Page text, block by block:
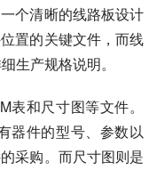
个清晰的线路板设计
置的关键文件，而线
生产规格说明。
和尺寸图等文件。
器件的型号、参数以
采购。而尺寸图则是